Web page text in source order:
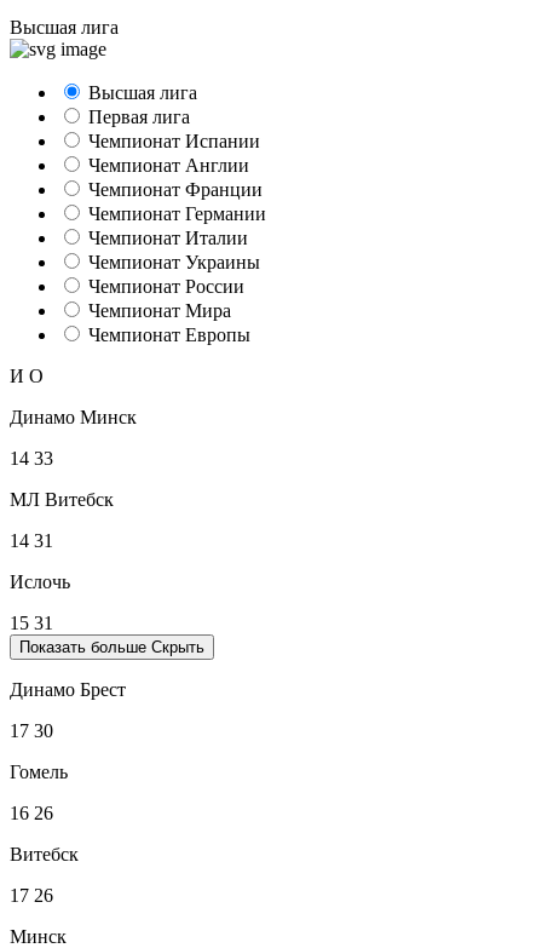
Высшая лига
Высшая лига
Первая лига
Чемпионат Испании
Чемпионат Англии
Чемпионат Франции
Чемпионат Германии
Чемпионат Италии
Чемпионат Украины
Чемпионат России
Чемпионат Мира
Чемпионат Европы
И О
Динамо Минск
14 33
МЛ Витебск
14 31
Ислочь
15 31
Показать больше Скрыть
Динамо Брест
17 30
Гомель
16 26
Витебск
17 26
Минск